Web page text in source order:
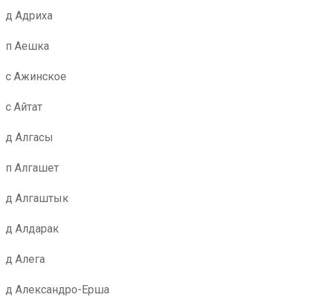
д Адриха
п Аешка
с Ажинское
с Айтат
д Алгасы
п Алгашет
д Алгаштык
д Алдарак
д Алега
д Александро-Ерша